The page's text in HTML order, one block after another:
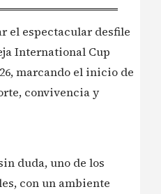
el espectacular desfile
International Cup
marcando el inicio de
convivencia y
duda, uno de los
con un ambiente